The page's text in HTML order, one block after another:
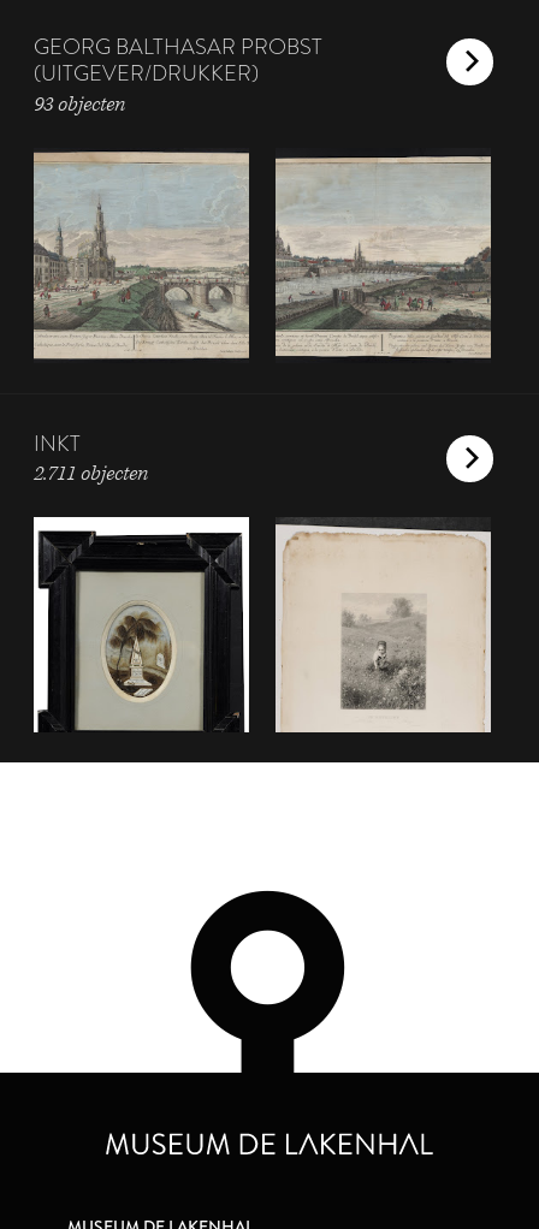
GEORG BALTHASAR PROBST
(UITGEVER/DRUKKER)
93 objecten
INKT
2.711 objecten